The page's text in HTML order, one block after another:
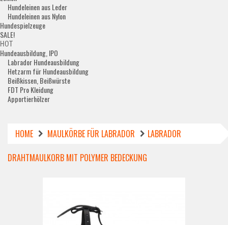
Hundeleinen aus Leder
Hundeleinen aus Nylon
Hundespielzeuge
SALE!
HOT
Hundeausbildung, IPO
Labrador Hundeausbildung
Hetzarm für Hundeausbildung
Beißkissen, Beißwürste
FDT Pro Kleidung
Apportierhölzer
HOME MAULKÖRBE FÜR LABRADOR
LABRADOR
DRAHTMAULKORB MIT POLYMER BEDECKUNG